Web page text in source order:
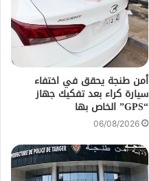
أمن طنجة يحقق في اختفاء
سيارة كراء بعد تفكيك جهاز
“GPS” الخاص بها
06/08/2026